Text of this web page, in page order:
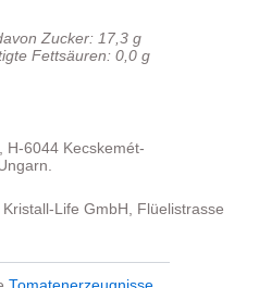
Zucker: 17,3 g
Fettsäuren: 0,0 g
H-6044 Kecskemét-
Kristall-Life GmbH, Flüelistrasse